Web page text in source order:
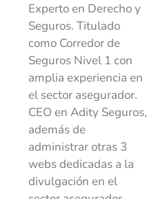
Experto en Derecho y
Seguros. Titulado
como Corredor de
Seguros Nivel 1 con
amplia experiencia en
el sector asegurador.
CEO en Adity Seguros,
además de
administrar otras 3
webs dedicadas a la
divulgación en el